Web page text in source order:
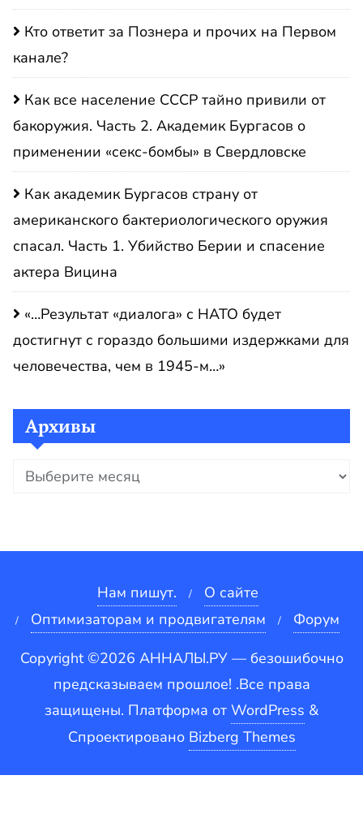
Кто ответит за Познера и прочих на Первом
канале?
Как все население СССР тайно привили от
бакоружия. Часть 2. Академик Бургасов о
применении «секс-бомбы» в Свердловске
Как академик Бургасов страну от
американского бактериологического оружия
спасал. Часть 1. Убийство Берии и спасение
актера Вицина
«…Результат «диалога» с НАТО будет
достигнут с гораздо большими издержками для
человечества, чем в 1945-м…»
Архивы
Архивы
Нам пишут.
О сайте
Оптимизаторам и продвигателям
Форум
Copyright ©2026 АННАЛЫ.РУ — безошибочно
предсказываем прошлое! .Все права
защищены. Платформа от WordPress &
Спроектировано Bizberg Themes